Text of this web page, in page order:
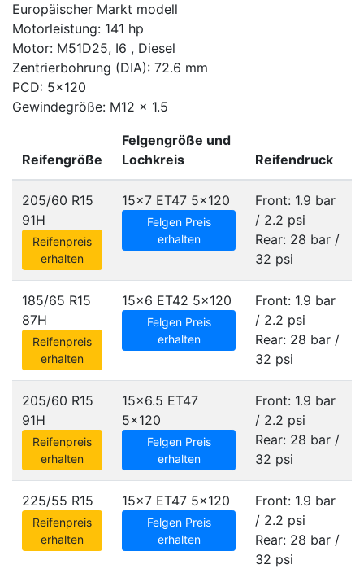
Europäischer Markt modell
Motorleistung: 141 hp
Motor: M51D25, I6 , Diesel
Zentrierbohrung (DIA): 72.6 mm
PCD: 5x120
Gewindegröße: M12 x 1.5
Reifengröße
Felgengröße und
Lochkreis
Reifendruck
205/60 R15
91H
Reifenpreis
erhalten
15x7 ET47 5x120
Felgen Preis
erhalten
Front: 1.9 bar
/ 2.2 psi
Rear: 28 bar /
32 psi
185/65 R15
87H
Reifenpreis
erhalten
15x6 ET42 5x120
Felgen Preis
erhalten
Front: 1.9 bar
/ 2.2 psi
Rear: 28 bar /
32 psi
205/60 R15
91H
Reifenpreis
erhalten
15x6.5 ET47
5x120
Felgen Preis
erhalten
Front: 1.9 bar
/ 2.2 psi
Rear: 28 bar /
32 psi
225/55 R15
Reifenpreis
erhalten
15x7 ET47 5x120
Felgen Preis
erhalten
Front: 1.9 bar
/ 2.2 psi
Rear: 28 bar /
32 psi